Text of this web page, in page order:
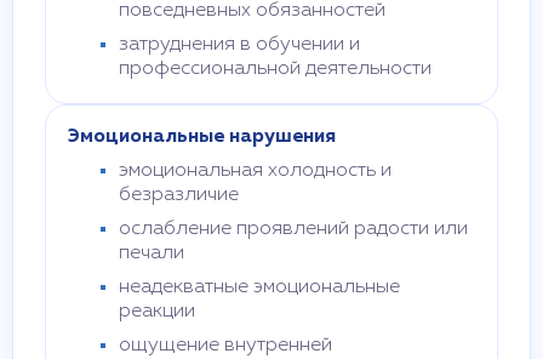
повседневных обязанностей
затруднения в обучении и
профессиональной деятельности
Эмоциональные нарушения
эмоциональная холодность и
безразличие
ослабление проявлений радости или
печали
неадекватные эмоциональные
реакции
ощущение внутренней